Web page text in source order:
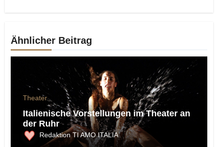
Ähnlicher Beitrag
Theater
Italienische Vorstellungen im Theater an
der Ruhr
Redaktion TI AMO ITALIA